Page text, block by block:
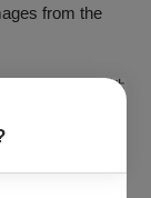
from the
機靈可愛的個性
位背景神祕的
，好奇女孩來
建立起合夥關
則仍沉浸在兩